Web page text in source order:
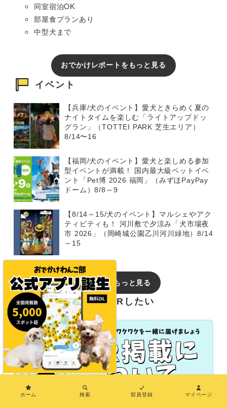
同室宿泊OK
部屋食プランあり
中型犬まで
おでかけレポートをもっと見る
イベント
【兵庫/犬のイベント】愛犬ときらめく夏の
ナイトタイムを楽しむ「ライトアップドッ
グラン」（TOTTEI PARK 芝生エリア）
8/14〜16
【福岡/犬のイベント】愛犬と楽しめる参加
型イベントが満載！ 国内最大級ペットイベ
ント「Pet博 2026 福岡」（みずほPayPay
ドーム）8/8～9
【8/14～15/犬のイベント】マルシェやアク
ティビティも！ 河川敷で夕涼み「犬市場夜
市 2026」（岡崎城公園乙川河川緑地）8/14
～15
イベントをもっと見る
おでかけわんこ部でPRしたい
ホーム 検索 部員登録 マイページ